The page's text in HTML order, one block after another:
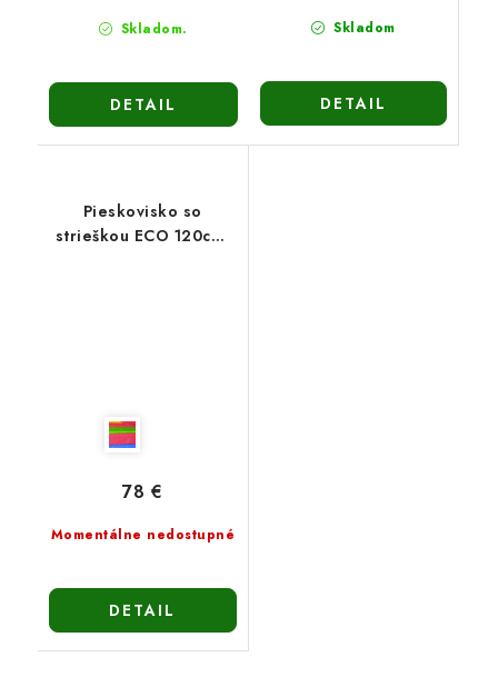
Skladom.
DETAIL
Skladom
DETAIL
Pieskovisko so
strieškou ECO 120cm-
Momentálne nedostupné
78 €
DETAIL